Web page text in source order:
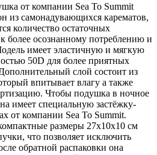
от компании Sea To Summit
из самонадувающихся карематов,
количество остаточных
более осознанному потреблению и
имеет эластичную и мягкую
50D для более приятных
слой состоит из
впитывает влагу а также
Чтобы подушка в ночное
имеет специальную застёжку-
от компании Sea To Summit.
размеры 27x10x10 см
что позволяет исключить
обратной распаковки она